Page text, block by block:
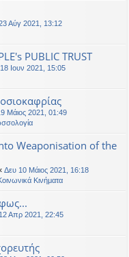
Αύγ 2021, 13:12
PUBLIC TRUST
Ιουν 2021, 15:05
Μάιος 2021, 01:49
Weaponisation of the
Δευ 10 Μάιος 2021, 16:18
Κινήματα
Απρ 2021, 22:45